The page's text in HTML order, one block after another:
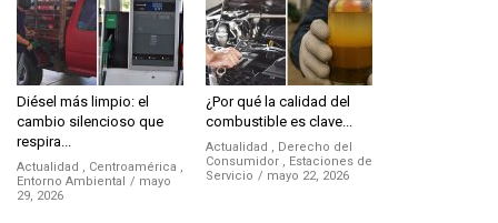
Diésel más limpio: el
cambio silencioso que
respira...
Actualidad , Centroamérica ,
Entorno Ambiental
mayo
29, 2026
¿Por qué la calidad del
combustible es clave...
Actualidad , Derecho del
Consumidor , Estaciones de
Servicio
mayo 22, 2026